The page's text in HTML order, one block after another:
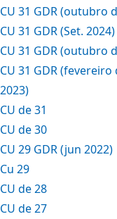
CU 31 GDR (outubro
CU 31 GDR (Set. 2024)
CU 31 GDR (outubro
CU 31 GDR (fevereiro
2023)
CU de 31
CU de 30
CU 29 GDR (jun 2022)
Cu 29
CU de 28
CU de 27